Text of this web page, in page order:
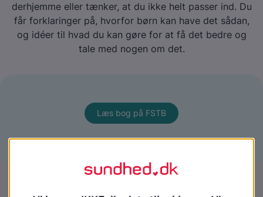
derhjemme eller tænker, at du ikke helt passer ind. Du
får forklaringer på, hvorfor børn kan have det sådan,
og idéer til hvad du kan gøre for at få det bedre og
tale med nogen om det.
Læs bog på FSTB